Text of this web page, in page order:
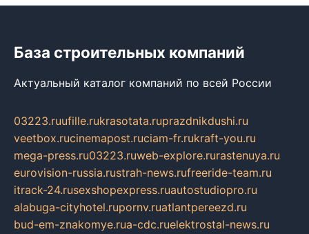
База строительных компаний
Актуальный каталог компаний по всей России
03223.ruufille.rukrasotata.ruprazdnikdushi.ru
veetbox.rucinemapost.ruciam-fr.rukraft-you.ru
mega-press.ru03223.ruweb-explore.rurastenuya.ru
eurovision-russia.rustrah-news.rufreeride-team.ru
itrack-24.rusexshopexpress.ruautostudiopro.ru
alabuga-cityhotel.rupornv.ruatlantpereezd.ru
bud-em-znakomye.rua-cdc.ruelektrostal-news.ru